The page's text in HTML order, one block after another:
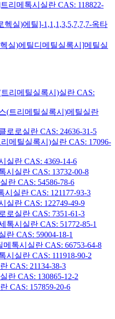
리메톡시실란 CAS: 118822-
실)에틸]-1,1,1,3,5,7,7,7-옥타
실)에틸디메틸실록시]메틸실
리메틸실록시)실란 CAS:
(트리메틸실록시)메틸실란
로로실란 CAS: 24636-31-5
메틸실록시)실란 CAS: 17096-
실란 CAS: 4369-14-6
시실란 CAS: 13732-00-8
란 CAS: 54586-78-6
실란 CAS: 121177-93-3
실란 CAS: 122749-49-9
로실란 CAS: 7351-61-3
시실란 CAS: 51772-85-1
CAS: 59004-18-1
톡시실란 CAS: 66753-64-8
실란 CAS: 111918-90-2
CAS: 21134-38-3
란 CAS: 130865-12-2
CAS: 157859-20-6